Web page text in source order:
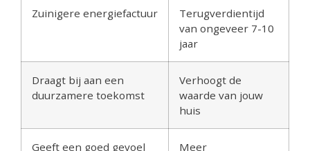
Zuinigere energiefactuur
Terugverdientijd
van ongeveer 7-10
jaar
Draagt bij aan een
duurzamere toekomst
Verhoogt de
waarde van jouw
huis
Geeft een goed gevoel
Meer